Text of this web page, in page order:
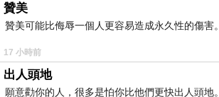
贊美
贊美可能比侮辱一個人更容易造成永久性的傷害。
17 小時前
出人頭地
願意勸你的人，很多是怕你比他們更快出人頭地。